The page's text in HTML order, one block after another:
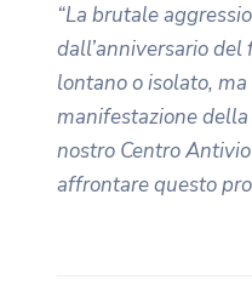
“La brutale
dall’anniversario
lontano o isolato,
manifestazione
nostro Centro
affrontare questo